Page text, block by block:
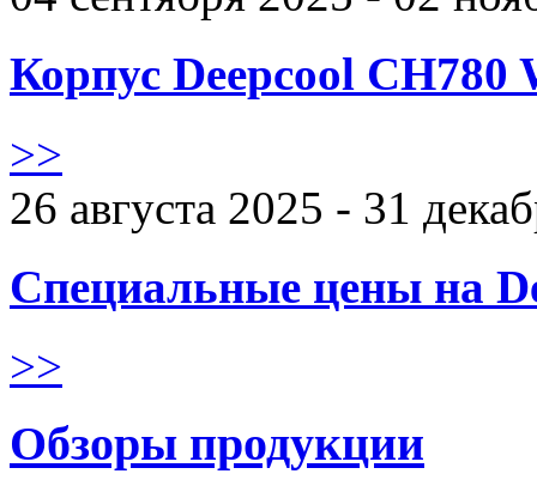
Корпус Deepcool CH780
>>
26 августа 2025 - 31
Специальные цены на
>>
Обзоры продукции